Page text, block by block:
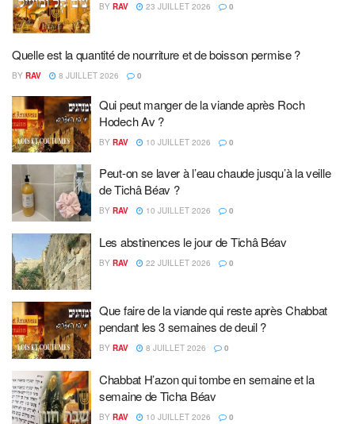
BY RAV 23 JUILLET 2026 0
Quelle est la quantité de nourriture et de boisson permise ?
BY RAV 8 JUILLET 2026 0
Qui peut manger de la viande après Roch
Hodech Av ?
BY RAV 10 JUILLET 2026 0
Peut-on se laver à l’eau chaude jusqu’à la veille
de Tichâ Béav ?
BY RAV 10 JUILLET 2026 0
Les abstinences le jour de Tichâ Béav
BY RAV 22 JUILLET 2026 0
Que faire de la viande qui reste après Chabbat
pendant les 3 semaines de deuil ?
BY RAV 8 JUILLET 2026 0
Chabbat H’azon qui tombe en semaine et la
semaine de Ticha Béav
BY RAV 10 JUILLET 2026 0